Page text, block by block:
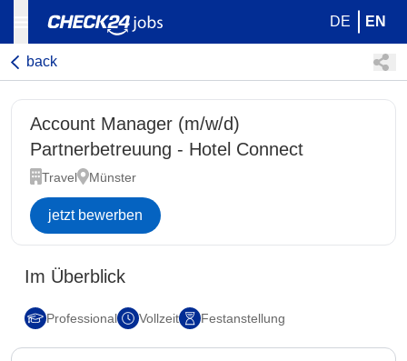
DE EN
back
Account Manager (m/w/d)
Partnerbetreuung - Hotel Connect
Travel Münster
jetzt bewerben
Im Überblick
Professional Vollzeit Festanstellung